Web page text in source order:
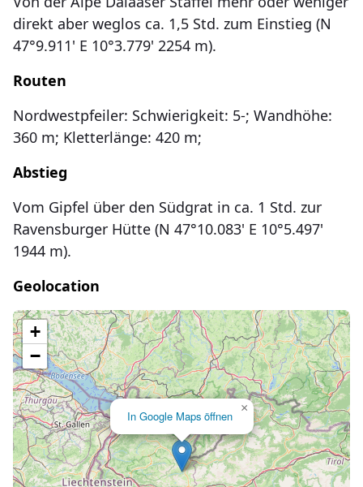
direkt aber weglos ca. 1,5 Std. zum Einstieg (N
47°9.911' E 10°3.779' 2254 m).
Routen
Nordwestpfeiler: Schwierigkeit: 5-; Wandhöhe:
360 m; Kletterlänge: 420 m;
Abstieg
Vom Gipfel über den Südgrat in ca. 1 Std. zur
Ravensburger Hütte (N 47°10.083' E 10°5.497'
1944 m).
Geolocation
Lade Karte...
In Google Maps öffnen
×
+
−